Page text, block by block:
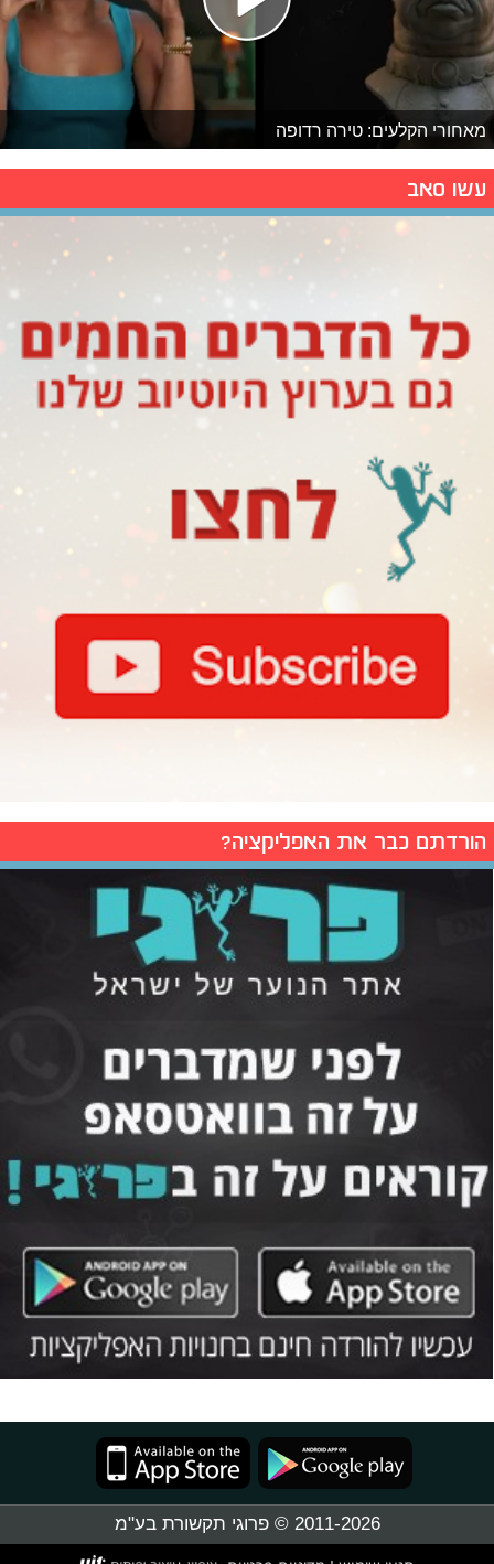
מאחורי הקלעים: טירה רדופה
עשו סאב
הורדתם כבר את האפליקציה?
2011-2026 © פרוגי תקשורת בע"מ